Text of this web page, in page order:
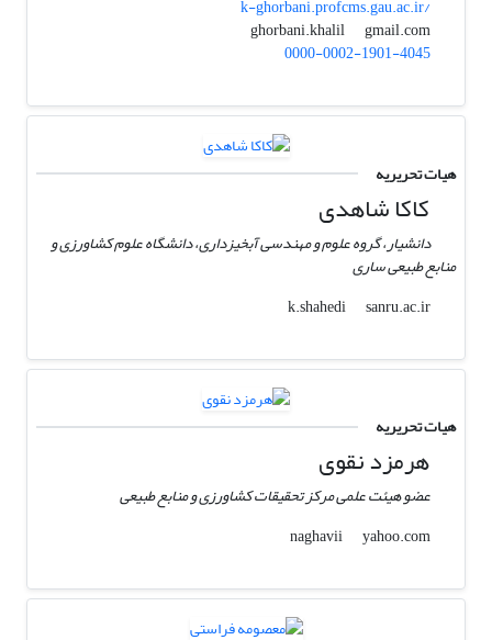
k-ghorbani.profcms.gau.ac.ir/
ghorbani.khalil
gmail.com
0000-0002-1901-4045
هیات تحریریه
کاکا شاهدی
دانشیار، گروه علوم و مهندسی آبخیزداری، دانشگاه علوم کشاورزی و
منابع طبیعی ساری
k.shahedi
sanru.ac.ir
هیات تحریریه
هرمزد نقوی
عضو هیئت علمی مرکز تحقیقات کشاورزی و منابع طبیعی
naghavii
yahoo.com